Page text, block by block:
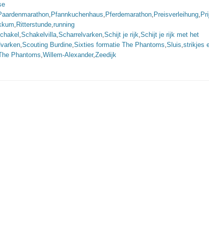
, Pfannkuchenhaus, Pferdemarathon, Preisverleihung,
, Ritterstunde,running
,Schakelvilla,Scharrelvarken,Schijt je rijk,Schijt je rijk met het
,Scouting Burdine,Sixties formatie The Phantoms,Sluis,strikjes
Phantoms,Willem-Alexander,Zeedijk